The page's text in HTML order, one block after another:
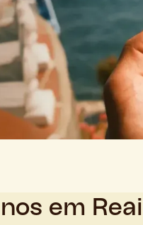
em